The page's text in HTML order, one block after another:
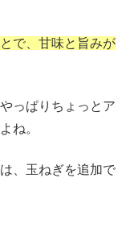
で、甘味と旨みが
っぱりちょっとア
ね。
、玉ねぎを追加で